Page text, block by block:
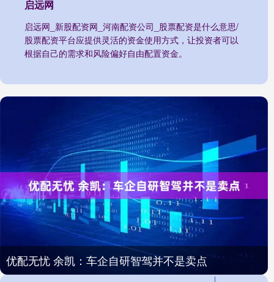
启远网
启远网_新股配资网_河南配资公司_股票配资是什么意思/
股票配资平台应提供灵活的资金使用方式，让投资者可以
根据自己的需求和风险偏好自由配置资金。
优配无忧 余凯：车企自研智驾并不是卖点